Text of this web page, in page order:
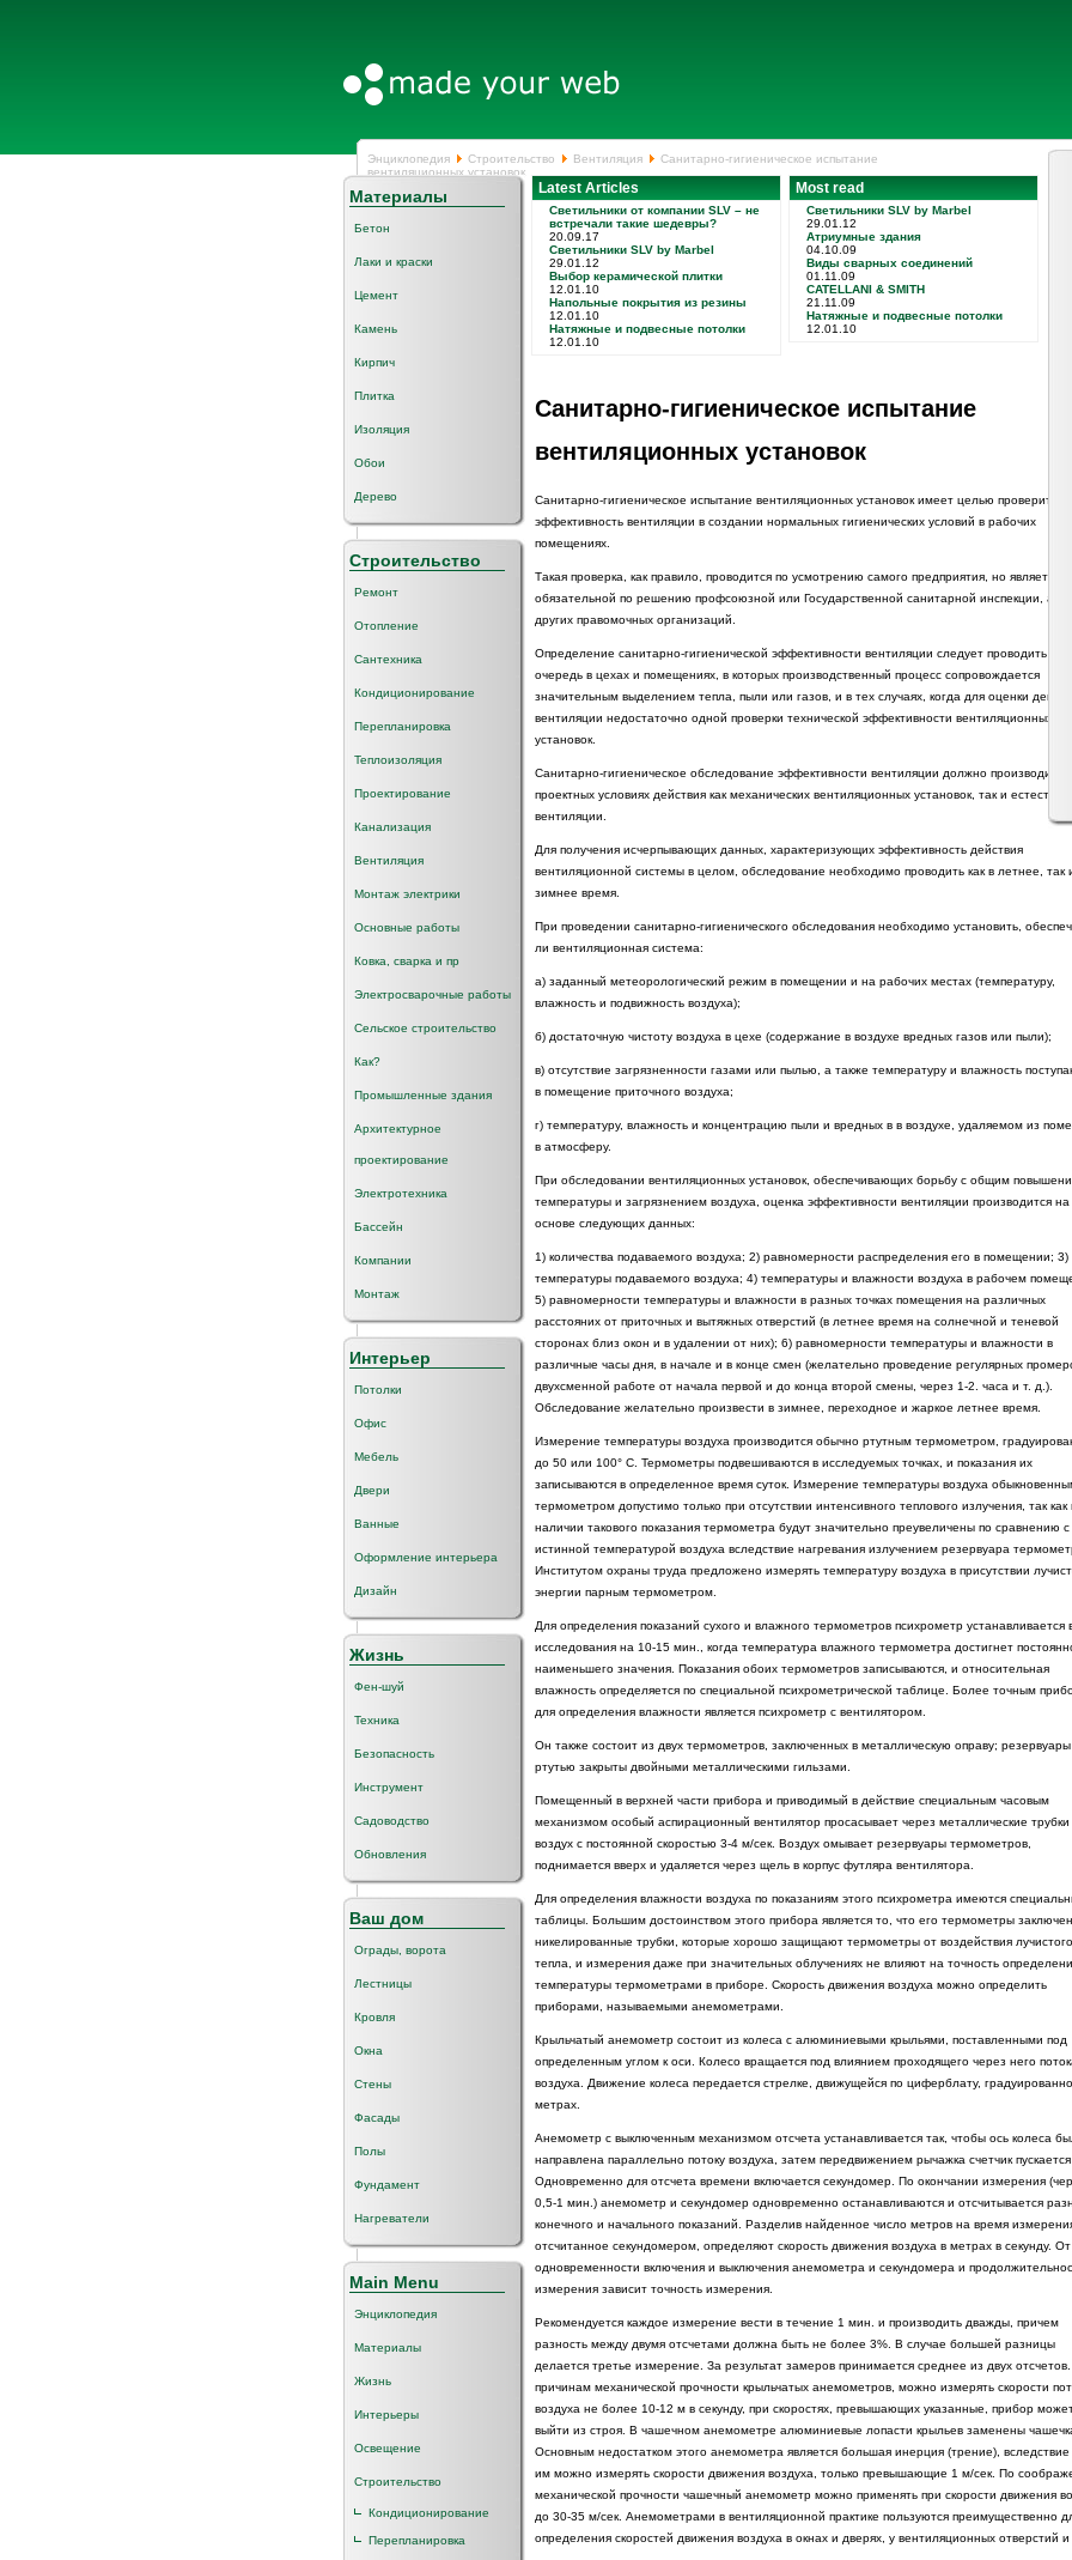
Энциклопедия Строительство Вентиляция
Санитарно-гигиеническое испытание
вентиляционных установок
Материалы
Бетон
Лаки и краски
Цемент
Камень
Кирпич
Плитка
Изоляция
Обои
Дерево
Строительство
Ремонт
Отопление
Сантехника
Кондиционирование
Перепланировка
Теплоизоляция
Проектирование
Канализация
Вентиляция
Монтаж электрики
Основные работы
Ковка, сварка и пр
Электросварочные работы
Сельское строительство
Как?
Промышленные здания
Архитектурное
проектирование
Электротехника
Бассейн
Компании
Монтаж
Интерьер
Потолки
Офис
Мебель
Двери
Ванные
Оформление интерьера
Дизайн
Жизнь
Фен-шуй
Техника
Безопасность
Инструмент
Садоводство
Обновления
Ваш дом
Ограды, ворота
Лестницы
Кровля
Окна
Стены
Фасады
Полы
Фундамент
Нагреватели
Main Menu
Энциклопедия
Материалы
Жизнь
Интерьеры
Освещение
Строительство
Кондиционирование
Перепланировка
Latest Articles
Светильники от компании SLV – не
встречали такие шедевры?
20.09.17
Светильники SLV by Marbel
29.01.12
Выбор керамической плитки
12.01.10
Напольные покрытия из резины
12.01.10
Натяжные и подвесные потолки
12.01.10
Most read
Светильники SLV by Marbel
29.01.12
Атриумные здания
04.10.09
Виды сварных соединений
01.11.09
CATELLANI & SMITH
21.11.09
Натяжные и подвесные потолки
12.01.10
Санитарно-гигиеническое испытание
вентиляционных установок
Санитарно-гигиеническое испытание вентиляционных установок имеет целью проверить
эффективность вентиляции в создании нормальных гигиенических условий в рабочих
помещениях.
Такая проверка, как правило, проводится по усмотрению самого предприятия, но является
обязательной по решению профсоюзной или Государственной санитарной инспекции, а
других правомочных организаций.
Определение санитарно-гигиенической эффективности вентиляции следует проводить в
очередь в цехах и помещениях, в которых производственный процесс сопровождается
значительным выделением тепла, пыли или газов, и в тех случаях, когда для оценки
вентиляции недостаточно одной проверки технической эффективности вентиляционных
установок.
Санитарно-гигиеническое обследование эффективности вентиляции должно производиться
проектных условиях действия как механических вентиляционных установок, так и
вентиляции.
Для получения исчерпывающих данных, характеризующих эффективность действия
вентиляционной системы в целом, обследование необходимо проводить как в летнее, так
зимнее время.
При проведении санитарно-гигиенического обследования необходимо установить,
ли вентиляционная система:
а) заданный метеорологический режим в помещении и на рабочих местах (температуру,
влажность и подвижность воздуха);
б) достаточную чистоту воздуха в цехе (содержание в воздухе вредных газов или пыли);
в) отсутствие загрязненности газами или пылью, а также температуру и влажность
в помещение приточного воздуха;
г) температуру, влажность и концентрацию пыли и вредных в в воздухе, удаляемом из
в атмосферу.
При обследовании вентиляционных установок, обеспечивающих борьбу с общим
температуры и загрязнением воздуха, оценка эффективности вентиляции производится на
основе следующих данных:
1) количества подаваемого воздуха; 2) равномерности распределения его в помещении; 3)
температуры подаваемого воздуха; 4) температуры и влажности воздуха в рабочем
5) равномерности температуры и влажности в разных точках помещения на различных
расстояних от приточных и вытяжных отверстий (в летнее время на солнечной и теневой
сторонах близ окон и в удалении от них); 6) равномерности температуры и влажности в
различные часы дня, в начале и в конце смен (желательно проведение регулярных
двухсменной работе от начала первой и до конца второй смены, через 1-2. часа и т. д.).
Обследование желательно произвести в зимнее, переходное и жаркое летнее время.
Измерение температуры воздуха производится обычно ртутным термометром,
до 50 или 100° С. Термометры подвешиваются в исследуемых точках, и показания их
записываются в определенное время суток. Измерение температуры воздуха
термометром допустимо только при отсутствии интенсивного теплового излучения, так как
наличии такового показания термометра будут значительно преувеличены по сравнению с
истинной температурой воздуха вследствие нагревания излучением резервуара
Институтом охраны труда предложено измерять температуру воздуха в присутствии
энергии парным термометром.
Для определения показаний сухого и влажного термометров психрометр устанавливается
исследования на 10-15 мин., когда температура влажного термометра достигнет
наименьшего значения. Показания обоих термометров записываются, и относительная
влажность определяется по специальной психрометрической таблице. Более точным
для определения влажности является психрометр с вентилятором.
Он также состоит из двух термометров, заключенных в металлическую оправу; резервуары
ртутью закрыты двойными металлическими гильзами.
Помещенный в верхней части прибора и приводимый в действие специальным часовым
механизмом особый аспирационный вентилятор просасывает через металлические трубки
воздух с постоянной скоростью 3-4 м/сек. Воздух омывает резервуары термометров,
поднимается вверх и удаляется через щель в корпус футляра вентилятора.
Для определения влажности воздуха по показаниям этого психрометра имеются
таблицы. Большим достоинством этого прибора является то, что его термометры
никелированные трубки, которые хорошо защищают термометры от воздействия лучистого
тепла, и измерения даже при значительных облучениях не влияют на точность
температуры термометрами в приборе. Скорость движения воздуха можно определить
приборами, называемыми анемометрами.
Крыльчатый анемометр состоит из колеса с алюминиевыми крыльями, поставленными под
определенным углом к оси. Колесо вращается под влиянием проходящего через него
воздуха. Движение колеса передается стрелке, движущейся по циферблату,
метрах.
Анемометр с выключенным механизмом отсчета устанавливается так, чтобы ось колеса
направлена параллельно потоку воздуха, затем передвижением рычажка счетчик пускается
Одновременно для отсчета времени включается секундомер. По окончании измерения
0,5-1 мин.) анемометр и секундомер одновременно останавливаются и отсчитывается
конечного и начального показаний. Разделив найденное число метров на время
отсчитанное секундомером, определяют скорость движения воздуха в метрах в секунду. От
одновременности включения и выключения анемометра и секундомера и
измерения зависит точность измерения.
Рекомендуется каждое измерение вести в течение 1 мин. и производить дважды, причем
разность между двумя отсчетами должна быть не более 3%. В случае большей разницы
делается третье измерение. За результат замеров принимается среднее из двух
причинам механической прочности крыльчатых анемометров, можно измерять скорости
воздуха не более 10-12 м в секунду, при скоростях, превышающих указанные, прибор
выйти из строя. В чашечном анемометре алюминиевые лопасти крыльев заменены
Основным недостатком этого анемометра является большая инерция (трение), вследствие
им можно измерять скорости движения воздуха, только превышающие 1 м/сек. По
механической прочности чашечный анемометр можно применять при скорости движения
до 30-35 м/сек. Анемометрами в вентиляционной практике пользуются преимущественно
определения скоростей движения воздуха в окнах и дверях, у вентиляционных отверстий и